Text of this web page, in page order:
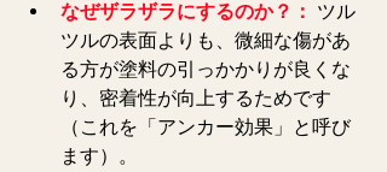
なぜザラザラにするのか？： ツル
ツルの表面よりも、微細な傷があ
る方が塗料の引っかかりが良くな
り、密着性が向上するためです
（これを「アンカー効果」と呼び
ます）。